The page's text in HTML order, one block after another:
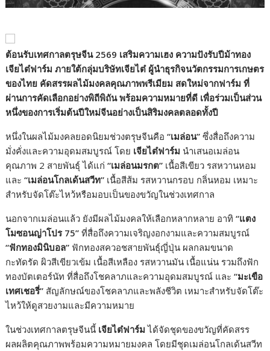
ต้อนรับเทศกาลตรุษจีน 2569 เสริมความเฮง ความปังรับปีม้าทอง
เจียไต๋ฟาร์ม ภายใต้กลุ่มบริษัทเจียไต๋ ผู้นำธุรกิจนวัตกรรมการเกษตร
ของไทย คัดสรรผลไม้มงคลคุณภาพพรีเมียม สดใหม่จากฟาร์ม ที่
ผ่านการคัดเลือกอย่างพิถีพิถัน พร้อมความหมายที่ดี เพื่อร่วมเป็นส่วน
หนึ่งของการเริ่มต้นปีใหม่จีนอย่างเป็นสิริมงคลตลอดทั้งปี
หนึ่งในผลไม้มงคลยอดนิยมช่วงตรุษจีนคือ“เมล่อน” ซึ่งสื่อถึงความ
มั่งคั่งและความอุดมสมบูรณ์ โดย เจียไต๋ฟาร์ม นำเสนอเมล่อน
คุณภาพ 2 สายพันธุ์ ได้แก่“เมล่อนมรกต” เนื้อสีเขียว รสหวานหอม
และ“เมล่อนโกลเด้นสวีท” เนื้อสีส้ม รสหวานกรอบ กลิ่นหอม เหมาะ
สำหรับจัดโต๊ะไหว้หรือมอบเป็นของขวัญในช่วงเทศกาล
นอกจากเมล่อนแล้ว ยังมีผลไม้มงคลให้เลือกหลากหลาย อาทิ“แตง
โมซอนญ่าโปร 75” ที่สื่อถึงความเจริญงอกงามและความสมบูรณ์
“ฟักทองมินิบอล” ฟักทองสควอชสายพันธุ์ญี่ปุ่น ผลกลมขนาด
กะทัดรัด ผิวสีเขียวเข้ม เนื้อสีเหลือง รสหวานมัน เนื้อแน่น รวมถึงฟัก
ทองบัตเตอร์นัท ที่สื่อถึงโชคลาภและความอุดมสมบูรณ์ และ“มะเขือ
เทศเชอรี่” สัญลักษณ์ของโชคลาภและพลังชีวิต เหมาะสำหรับจัดโต๊ะ
ไหว้ให้ดูสวยงามและมีความหมาย
ในช่วงเทศกาลตรุษจีนนี้ เจียไต๋ฟาร์ม ได้จัดชุดของขวัญที่คัดสรร
ผลผลิตคุณภาพพร้อมความหมายมงคล โดยมีชุดเมล่อนโกลเด้นสวีท